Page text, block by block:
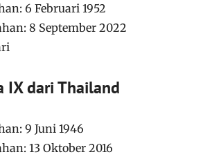
6 Februari 1952
8 September 2022
IX dari Thailand
9 Juni 1946
13 Oktober 2016